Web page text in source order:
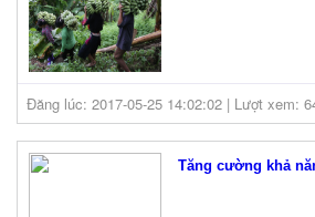
Đăng lúc: 2017-05-25 14:02:02 | Lượt xem:
Tăng cường khả